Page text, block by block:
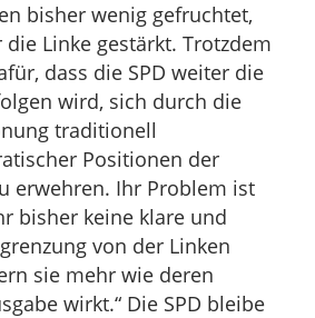
bisher wenig gefruchtet,
Linke gestärkt. Trotzdem
dass die SPD weiter die
wird, sich durch die
traditionell
Positionen der
erwehren. Ihr Problem ist
bisher keine klare und
von der Linken
sie mehr wie deren
wirkt.“ Die SPD bleibe